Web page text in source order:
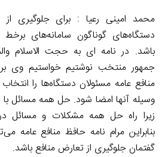
محمد امینی رعیا : برای جلوگیری
دستگاه‌های گوناگون سامانه‌های
باشد. در نامه ای به حجت الاسلام
جمهور منتخب نوشتیم خواستیم وی
منافع عامه مسئولان دستگاه‌ها را
وسیله آنها امضا شود. حل همه مسائل با
زیرا راه حل همه مشکلات و مسائل
بنابراین مرام نامه حافظ منافع عامه
گفتمان جلوگیری از تعارض منافع باشد.